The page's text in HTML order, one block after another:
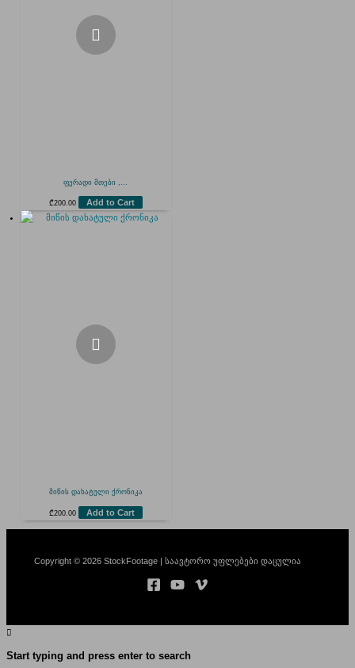
ფერადი მთები ,...
₾200.00 Add to Cart
მიწის დახატული ქრონიკა
₾200.00 Add to Cart
Copyright © 2026 StockFootage | საავტორო უფლებები დაცულია
Start typing and press enter to search